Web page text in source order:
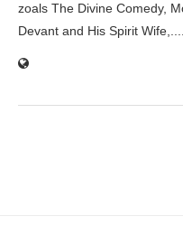
zoals The Divine Comedy,
Devant and His Spirit Wife,....